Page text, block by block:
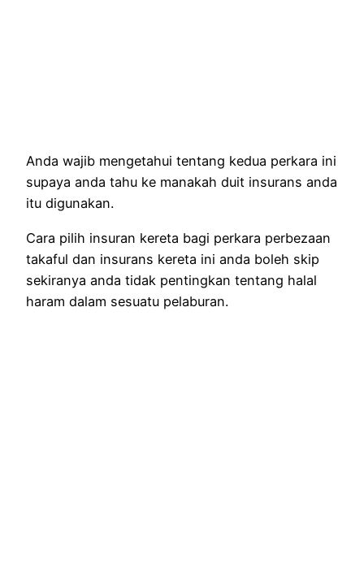
Anda wajib mengetahui tentang kedua perkara ini
supaya anda tahu ke manakah duit insurans anda
itu digunakan.
Cara pilih insuran kereta bagi perkara perbezaan
takaful dan insurans kereta ini anda boleh skip
sekiranya anda tidak pentingkan tentang halal
haram dalam sesuatu pelaburan.